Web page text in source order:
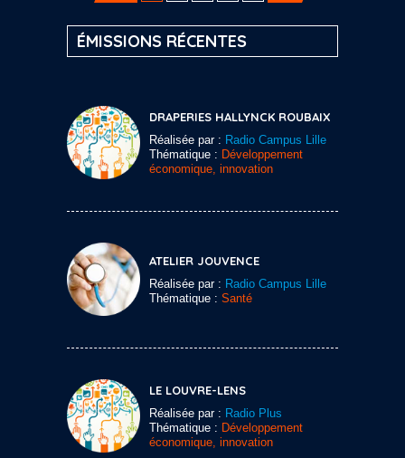
ÉMISSIONS RÉCENTES
DRAPERIES HALLYNCK ROUBAIX
Réalisée par : Radio Campus Lille
Thématique : Développement
économique, innovation
ATELIER JOUVENCE
Réalisée par : Radio Campus Lille
Thématique : Santé
LE LOUVRE-LENS
Réalisée par : Radio Plus
Thématique : Développement
économique, innovation